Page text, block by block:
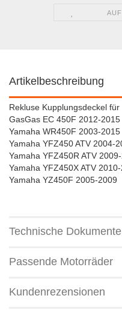
Artikelbeschreibung
Rekluse Kupplungsdeckel für
GasGas EC 450F 2012-2015
Yamaha WR450F 2003-2015
Yamaha YFZ450 ATV 2004-
Yamaha YFZ450R ATV
Yamaha YFZ450X ATV 2010-
Yamaha YZ450F 2005-2009
Technische Dokumente
Passende Motorräder
Kundenrezensionen